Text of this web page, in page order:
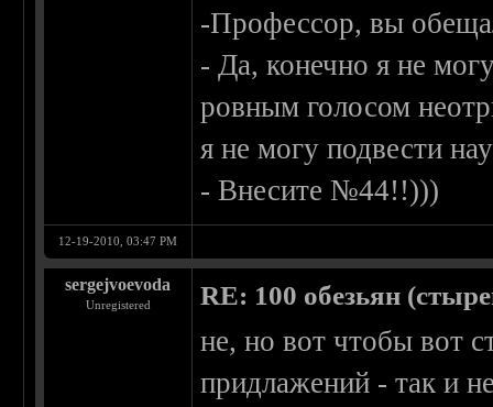
-Профессор, вы
- Да, конечно я не
ровным голосом
я не могу подвести
- Внесите №44!!)))
12-19-2010, 03:47 PM
sergejvoevoda
Unregistered RE: 100 обезьян
не, но вот чтобы вот
придлажений - так и